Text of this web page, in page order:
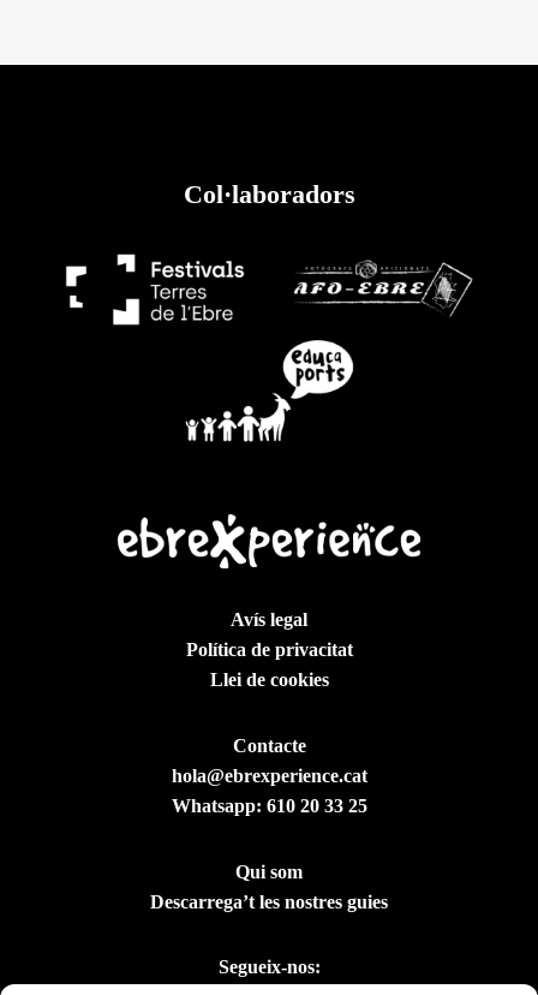
Col·laboradors
Avís legal
Política de privacitat
Llei de cookies
Contacte
hola@ebrexperience.cat
Whatsapp: 610 20 33 25
Qui som
Descarrega’t les nostres guies
Segueix-nos: